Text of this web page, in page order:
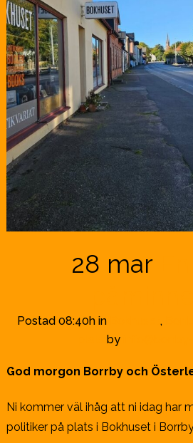
28 marEn
Postad 08:40h in Bokhuset,
by
God morgon Borrby och
Ni kommer väl ihåg att ni idag har
politiker på plats i Bokhuset i